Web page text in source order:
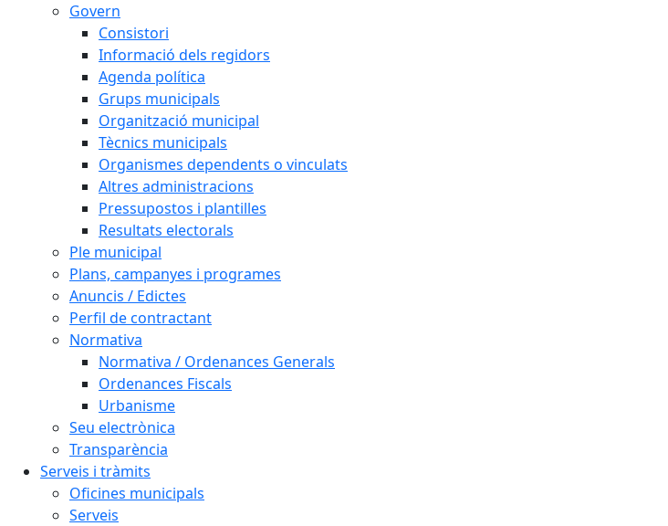
Govern
Consistori
Informació dels regidors
Agenda política
Grups municipals
Organització municipal
Tècnics municipals
Organismes dependents o vinculats
Altres administracions
Pressupostos i plantilles
Resultats electorals
Ple municipal
Plans, campanyes i programes
Anuncis / Edictes
Perfil de contractant
Normativa
Normativa / Ordenances Generals
Ordenances Fiscals
Urbanisme
Seu electrònica
Transparència
Serveis i tràmits
Oficines municipals
Serveis